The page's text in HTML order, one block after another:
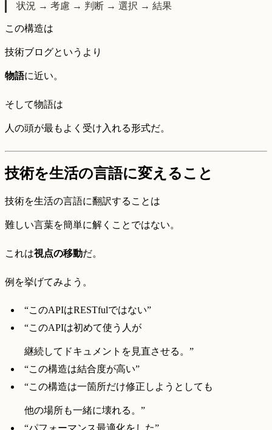
状況 → 考慮 → 判断 → 選択 → 結果
この構造は
技術ブログというより
物語に近い。
そして物語は
人の頭が最もよく受け入れる形式だ。
技術を生活の言語に変えること
技術を生活の言語に翻訳することは
難しい言葉を簡単に解くことではない。
これは視点の移動だ。
例を挙げてみよう。
“このAPIはRESTfulではない”
“このAPIは初めて使う人が
継続してドキュメントを見直させる。”
“この構造は結合度が高い”
“この構造は一箇所だけ修正しようとしても
他の場所も一緒に壊れる。”
“パフォーマンス最適化をした”